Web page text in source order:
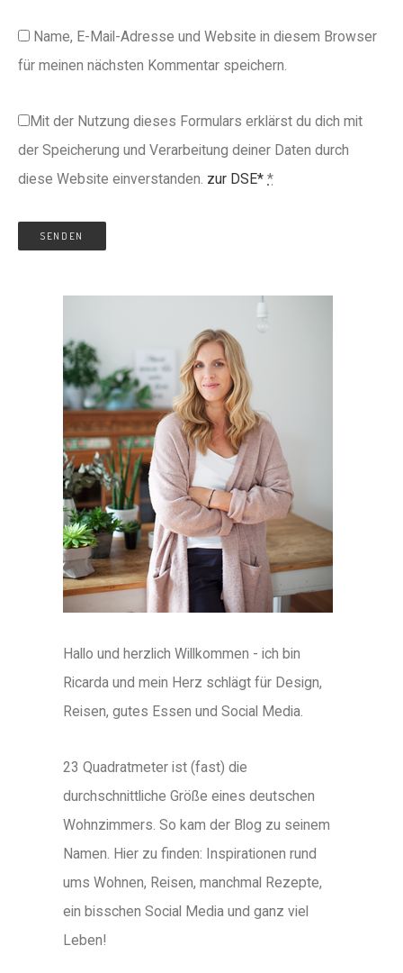
Name, E-Mail-Adresse und Website in diesem Browser
für meinen nächsten Kommentar speichern.
Mit der Nutzung dieses Formulars erklärst du dich mit
der Speicherung und Verarbeitung deiner Daten durch
diese Website einverstanden. zur DSE* *
Hallo und herzlich Willkommen - ich bin
Ricarda und mein Herz schlägt für Design,
Reisen, gutes Essen und Social Media.
23 Quadratmeter ist (fast) die
durchschnittliche Größe eines deutschen
Wohnzimmers. So kam der Blog zu seinem
Namen. Hier zu finden: Inspirationen rund
ums Wohnen, Reisen, manchmal Rezepte,
ein bisschen Social Media und ganz viel
Leben!